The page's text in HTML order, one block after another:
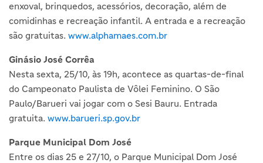
enxoval, brinquedos, acessórios, decoração, além de
comidinhas e recreação infantil. A entrada e a recreação
são gratuitas. www.alphamaes.com.br
Ginásio José Corrêa
Nesta sexta, 25/10, às 19h, acontece as quartas-de-final
do Campeonato Paulista de Vôlei Feminino. O São
Paulo/Barueri vai jogar com o Sesi Bauru. Entrada
gratuita. www.barueri.sp.gov.br
Parque Municipal Dom José
Entre os dias 25 e 27/10, o Parque Municipal Dom José